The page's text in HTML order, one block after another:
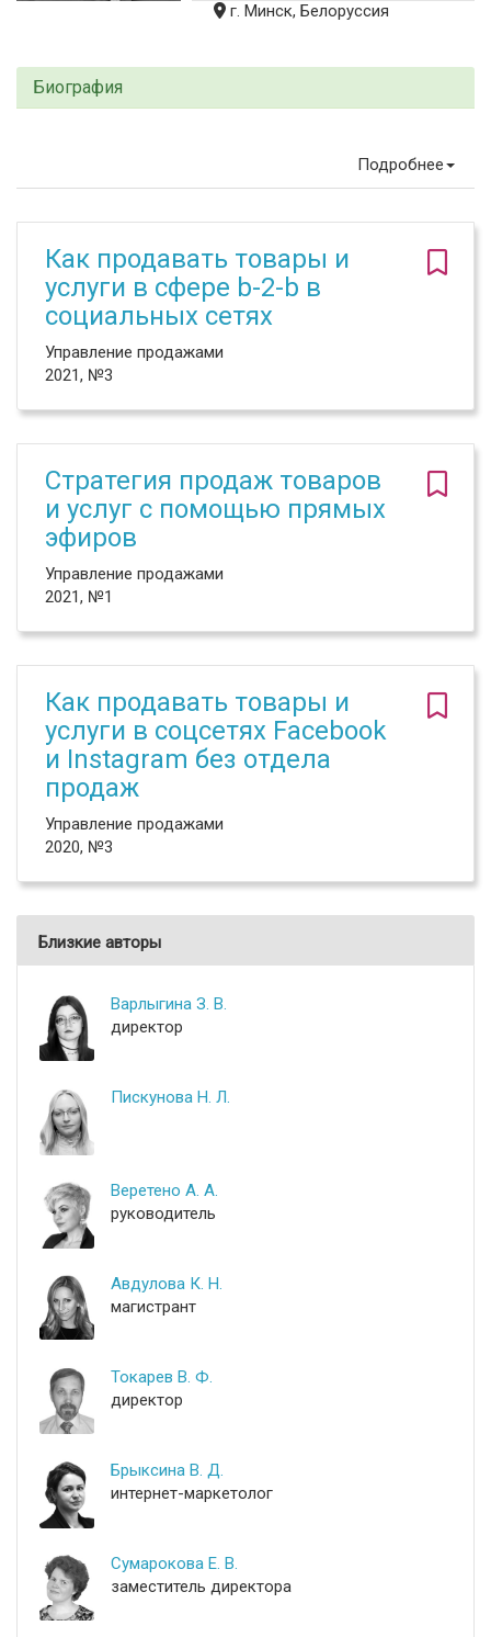
г. Минск, Белоруссия
Биография
Подробнее
Как продавать товары и
услуги в сфере b-2-b в
социальных сетях
Управление продажами
2021, №3
Стратегия продаж товаров
и услуг с помощью прямых
эфиров
Управление продажами
2021, №1
Как продавать товары и
услуги в соцсетях Facebook
и Instagram без отдела
продаж
Управление продажами
2020, №3
Близкие авторы
Варлыгина З. В.
директор
Пискунова Н. Л.
Веретено А. А.
руководитель
Авдулова К. Н.
магистрант
Токарев В. Ф.
директор
Брыксина В. Д.
интернет-маркетолог
Сумарокова Е. В.
заместитель директора